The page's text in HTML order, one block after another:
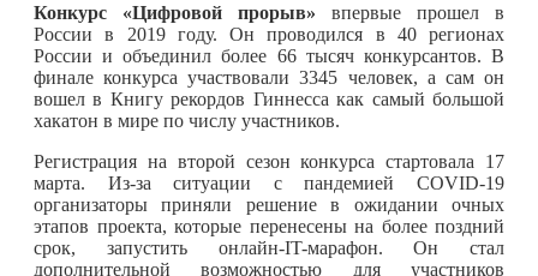
Конкурс «Цифровой прорыв» впервые прошел в
России в 2019 году. Он проводился в 40 регионах
России и объединил более 66 тысяч конкурсантов. В
финале конкурса участвовали 3345 человек, а сам он
вошел в Книгу рекордов Гиннесса как самый большой
хакатон в мире по числу участников.
Регистрация на второй сезон конкурса стартовала 17
марта. Из-за ситуации с пандемией COVID-19
организаторы приняли решение в ожидании очных
этапов проекта, которые перенесены на более поздний
срок, запустить онлайн-IT-марафон. Он стал
дополнительной возможностью для участников